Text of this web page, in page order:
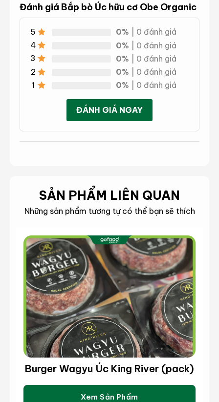
Đánh giá Bắp bò Úc hữu cơ Obe Organic
5 0% | 0 đánh giá
4
0% | 0 đánh giá
3
0% | 0 đánh giá
2
0% | 0 đánh giá
1
0% | 0 đánh giá
ĐÁNH GIÁ NGAY
SẢN PHẨM LIÊN QUAN
Những sản phẩm tương tự có thể bạn sẽ thích
Burger Wagyu Úc King River (pack)
Xem Sản Phẩm